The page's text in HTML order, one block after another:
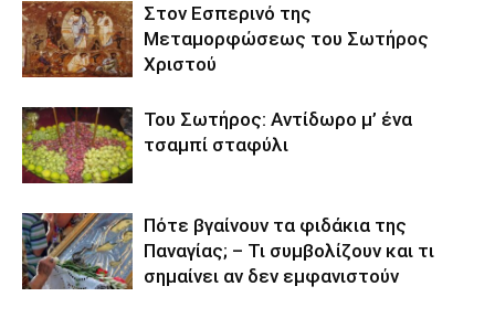
Στον Εσπερινό της
Μεταμορφώσεως του Σωτήρος
Χριστού
Του Σωτήρος: Αντίδωρο μ’ ένα
τσαμπί σταφύλι
Πότε βγαίνουν τα φιδάκια της
Παναγίας; – Τι συμβολίζουν και τι
σημαίνει αν δεν εμφανιστούν